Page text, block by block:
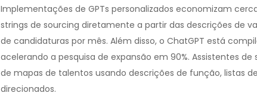
Implementações de GPTs personalizados economizam
strings de sourcing diretamente a partir das descrições de
de candidaturas por mês. Além disso, o ChatGPT está
acelerando a pesquisa de expansão em 90%. Assistentes
de mapas de talentos usando descrições de função, listas
direcionados.